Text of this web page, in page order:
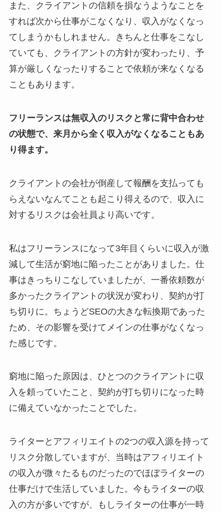
また、クライアントの信頼を損なうようなことを
すれば次から仕事がこなくなり、収入がなくなっ
てしまうかもしれません。きちんと仕事をこなし
ていても、クライアントの方針が変わったり、予
算が厳しくなったりすることで依頼が来なくなる
こともあります。
フリーランスは無収入のリスクと常に背中合わせ
の状態で、来月から全く収入がなくなることもあ
り得ます。
クライアントの会社が倒産して報酬を支払っても
らえないなんてことも起こり得えるので、収入に
対するリスクは会社員より高いです。
私はフリーランスになって3年目くらいに収入が激
減して生活が窮地に陥ったことがありました。仕
事はきっちりこなしていましたが、一番依頼数が
多かったクライアントの状況が変わり、契約が打
ち切りに。ちょうどSEOの大きな転換期であった
ため、その影響を受けてメインの仕事がなくなっ
た感じです。
窮地に陥った原因は、ひとつのクライアントに収
入を頼っていたこと、契約が打ち切りになった時
に備えていなかったことでした。
ライターとアフィリエイトの2つの収入源を持って
リスク分散していますが、当時はアフィリエイト
の収入が微々たるものだったのでほぼライターの
仕事だけで生活していました。今もライターの収
入の方が多いですが、もしライターの仕事が一時